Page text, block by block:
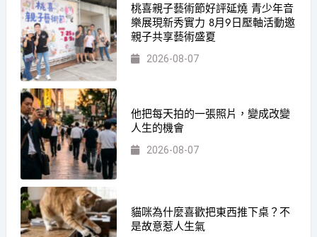
桃喜親子藝術節好評延燒 青少年音
樂展現新秀實力 8月9日壓軸活動邀
親子共享藝術盛夏
2026-08-07
他把每天拍的一張照片，變成改變
人生的機會
2026-08-07
貓咪為什麼喜歡把東西推下桌？不
是故意惹人生氣